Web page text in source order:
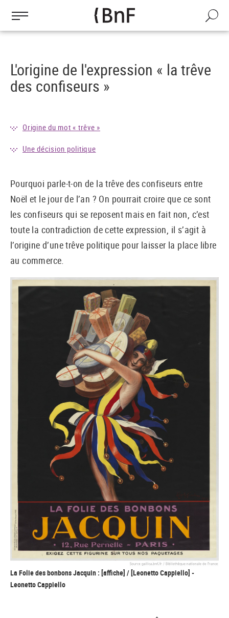
contenu
Recherche
L'origine de l'expression « la trêve
des confiseurs »
Origine du mot « trêve »
Une décision politique
Pourquoi parle-t-on de la trêve des confiseurs entre
Noël et le jour de l’an ? On pourrait croire que ce sont
les confiseurs qui se reposent mais en fait non, c’est
toute la contradiction de cette expression, il s’agit à
l’origine d’une trêve politique pour laisser la place libre
au commerce.
La Folie des bonbons Jacquin : [affiche] / [Leonetto Cappiello] -
Leonetto Cappiello